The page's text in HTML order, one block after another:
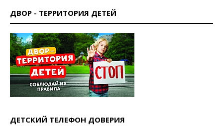
ДВОР - ТЕРРИТОРИЯ ДЕТЕЙ
ДЕТСКИЙ ТЕЛЕФОН ДОВЕРИЯ